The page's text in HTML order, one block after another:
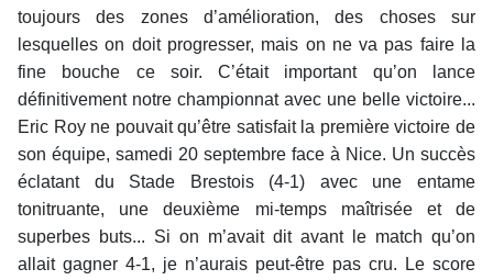
toujours des zones d’amélioration, des choses sur
lesquelles on doit progresser, mais on ne va pas faire la
fine bouche ce soir. C’était important qu’on lance
définitivement notre championnat avec une belle victoire...
Eric Roy ne pouvait qu’être satisfait la première victoire de
son équipe, samedi 20 septembre face à Nice. Un succès
éclatant du Stade Brestois (4-1) avec une entame
tonitruante, une deuxième mi-temps maîtrisée et de
superbes buts... Si on m’avait dit avant le match qu’on
allait gagner 4-1, je n’aurais peut-être pas cru. Le score